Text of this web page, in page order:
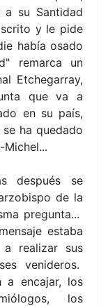
a su Santidad
y le pide
había osado
remarca un
Etchegarray,
que va a
en su país,
ha quedado
después se
de la
pregunta...
estaba
realizar sus
venideros.
a encajar, los
los